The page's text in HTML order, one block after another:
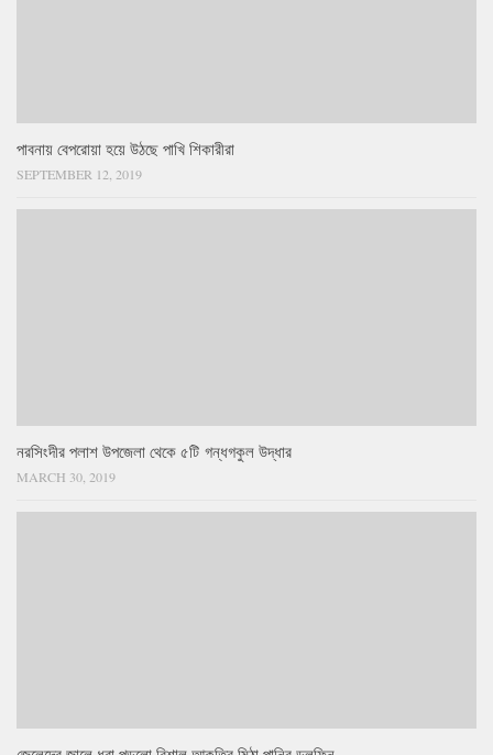
পাবনায় বেপরোয়া হয়ে উঠছে পাখি শিকারীরা
SEPTEMBER 12, 2019
নরসিংদীর পলাশ উপজেলা থেকে ৫টি গন্ধগকুল উদ্ধার
MARCH 30, 2019